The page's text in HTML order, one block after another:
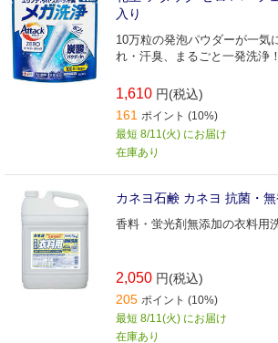
入り
10万粒の発泡パウダーが一気
れ・汗臭、まるごと一発洗浄！
1,610 円(税込)
161 ポイント (10%)
最短 8/11(火) にお届け
在庫あり
カネヨ石鹸 カネヨ 抗菌・
香料・蛍光剤無添加の衣料用
2,050 円(税込)
205 ポイント (10%)
最短 8/11(火) にお届け
在庫あり